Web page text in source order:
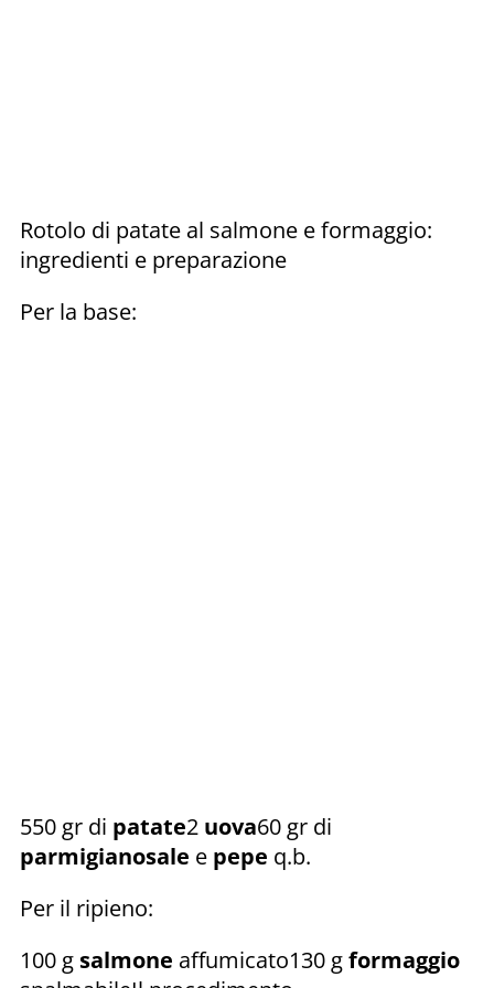
Rotolo di patate al salmone e formaggio:
ingredienti e preparazione
Per la base:
550 gr di patate2 uova60 gr di
parmigianosale e pepe q.b.
Per il ripieno:
100 g salmone affumicato130 gformaggio